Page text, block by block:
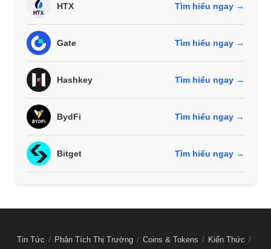
HTX Tìm hiểu ngay →
Gate Tìm hiểu ngay →
Hashkey Tìm hiểu ngay →
BydFi Tìm hiểu ngay →
Bitget Tìm hiểu ngay →
Tin Tức Phân Tích Thị Trường Coins & Tokens
Kiến Thức